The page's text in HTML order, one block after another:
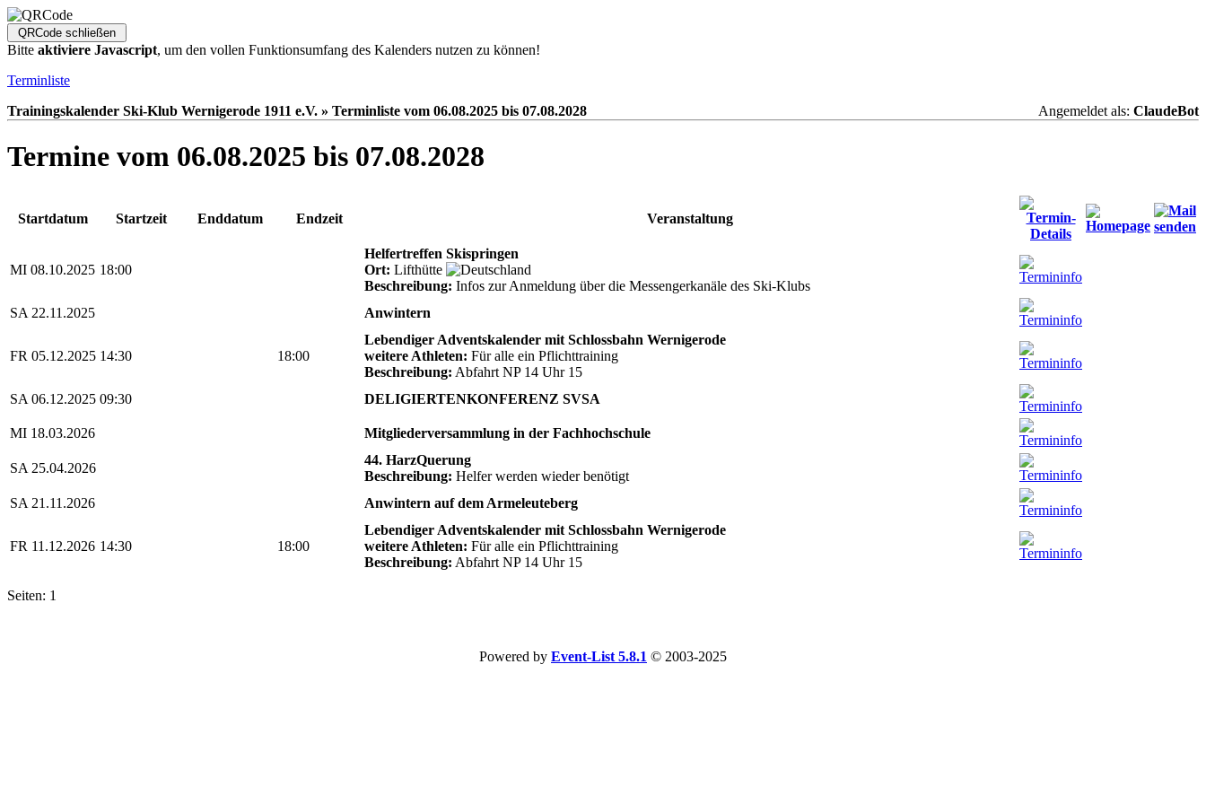
Bitte aktiviere Javascript, um den vollen Funktionsumfang des Kalenders nutzen zu können!
Terminliste
Trainingskalender Ski-Klub Wernigerode 1911 e.V. » Terminliste vom 06.08.2025 bis 07.08.2028
Angemeldet als: ClaudeBot
Termine vom 06.08.2025 bis 07.08.2028
Startdatum Startzeit Enddatum Endzeit Veranstaltung
MI 08.10.2025 18:00
Helfertreffen Skispringen
Ort: Lifthütte
Beschreibung: Infos zur Anmeldung über die Messengerkanäle des Ski-Klubs
SA 22.11.2025
Anwintern
FR 05.12.2025 14:30 18:00
Lebendiger Adventskalender mit Schlossbahn Wernigerode
weitere Athleten: Für alle ein Pflichttraining
Beschreibung: Abfahrt NP 14 Uhr 15
SA 06.12.2025 09:30 DELIGIERTENKONFERENZ SVSA
MI 18.03.2026 Mitgliederversammlung in der Fachhochschule
SA 25.04.2026
44. HarzQuerung
Beschreibung: Helfer werden wieder benötigt
SA 21.11.2026
Anwintern auf dem Armeleuteberg
FR 11.12.2026 14:30 18:00
Lebendiger Adventskalender mit Schlossbahn Wernigerode
weitere Athleten: Für alle ein Pflichttraining
Beschreibung: Abfahrt NP 14 Uhr 15
Seiten: 1
Powered by Event-List 5.8.1 © 2003-2025